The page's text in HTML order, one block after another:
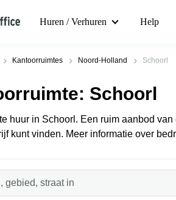
Huren / Verhuren Help
Kantoorruimtes Noord-Holland Schoorl
: Schoorl
huur in Schoorl. Een ruim aanbod
kunt vinden. Meer informatie over